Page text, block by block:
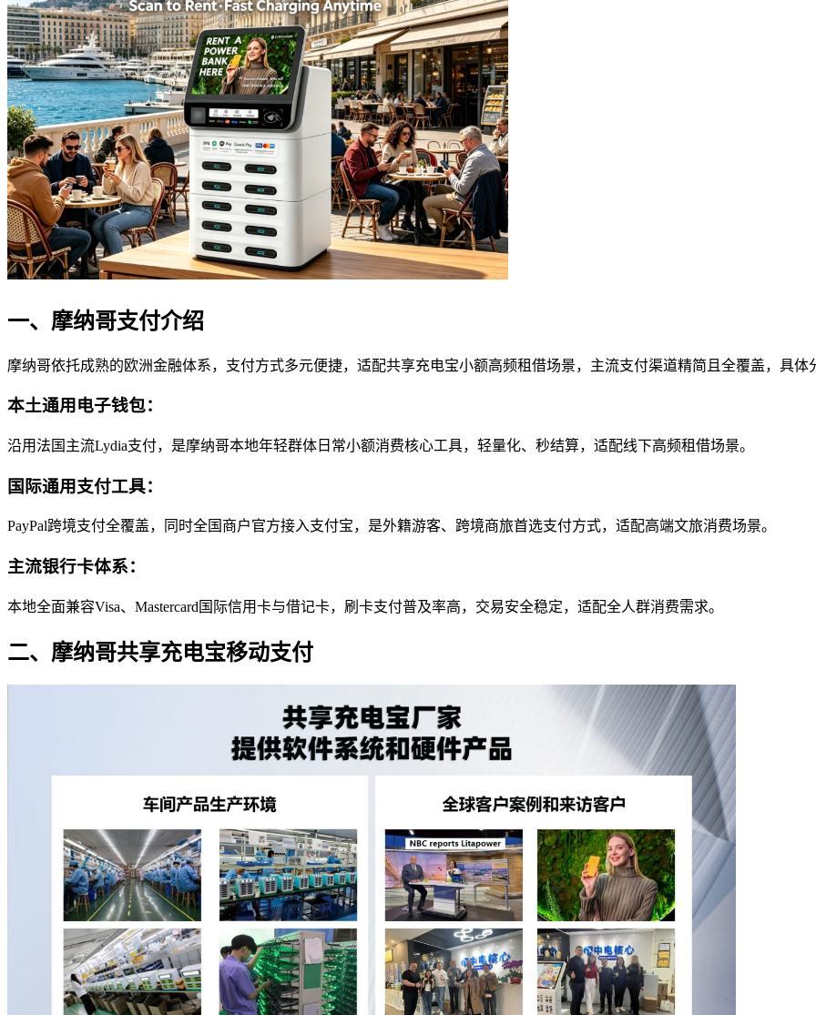
一、摩纳哥支付介绍
摩纳哥依托成熟的欧洲金融体系，支付方式多元便捷，适配共享充电宝小额高频租借场景，主流支付渠道精简且全覆盖，具体
本土通用电子钱包：
沿用法国主流Lydia支付，是摩纳哥本地年轻群体日常小额消费核心工具，轻量化、秒结算，适配线下高频租借场景。
国际通用支付工具：
PayPal跨境支付全覆盖，同时全国商户官方接入支付宝，是外籍游客、跨境商旅首选支付方式，适配高端文旅消费场景。
主流银行卡体系：
本地全面兼容Visa、Mastercard国际信用卡与借记卡，刷卡支付普及率高，交易安全稳定，适配全人群消费需求。
二、摩纳哥共享充电宝移动支付